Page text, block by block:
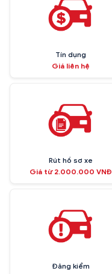
Tín dụng
Giá liên hệ
Rút hồ sơ xe
Giá từ 2.000.000 VNĐ
Đăng kiểm